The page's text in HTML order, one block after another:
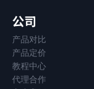
公司
产品对比
产品定价
教程中心
代理合作